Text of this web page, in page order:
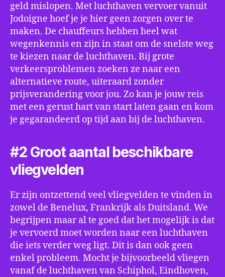
geld mislopen. Met luchthaven vervoer vanuit
Jodoigne hoef je je hier geen zorgen over te
maken. De chauffeurs hebben heel wat
wegenkennis en zijn in staat om de snelste weg
te kiezen naar de luchthaven. Bij grote
verkeersproblemen zoeken ze naar een
alternatieve route, uiteraard zonder
prijsverandering voor jou. Zo kan je jouw reis
met een gerust hart van start laten gaan en kom
je gegarandeerd op tijd aan bij de luchthaven.
#2 Groot aantal beschikbare
vliegvelden
Er zijn ontzettend veel vliegvelden te vinden in
zowel de Benelux, Frankrijk als Duitsland. We
begrijpen maar al te goed dat het mogelijk is dat
je vervoerd moet worden naar een luchthaven
die iets verder weg ligt. Dit is dan ook geen
enkel probleem. Mocht je bijvoorbeeld vliegen
vanaf de luchthaven van Schiphol, Eindhoven,